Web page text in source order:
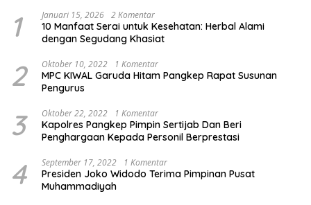
1 Januari 15, 2026 2 Komentar
10 Manfaat Serai untuk Kesehatan: Herbal Alami
dengan Segudang Khasiat
2 Oktober 10, 2022 1 Komentar
MPC KIWAL Garuda Hitam Pangkep Rapat Susunan
Pengurus
3 Oktober 22, 2022 1 Komentar
Kapolres Pangkep Pimpin Sertijab Dan Beri
Penghargaan Kepada Personil Berprestasi
4 September 17, 2022 1 Komentar
Presiden Joko Widodo Terima Pimpinan Pusat
Muhammadiyah